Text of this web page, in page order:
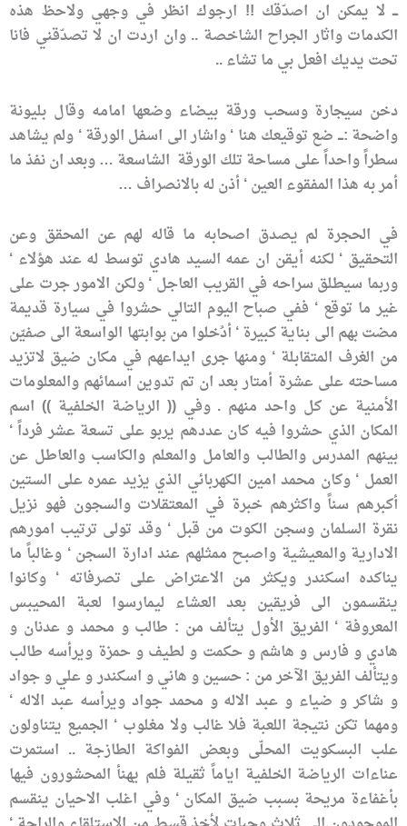
ـــ لا يمكن ان اصدّقك !! ارجوك انظر في وجهي ولاحظ هذه
الكدمات واثار الجراح الشاخصة .. وان اردت ان لا تصدّقني فانا
تحت يديك افعل بي ما تشاء ..
دخن سيجارة وسحب ورقة بيضاء وضعها امامه وقال بليونة
واضحة :ـــ ضع توقيعك هنا ‘ واشار الى اسفل الورقة ‘ ولم يشاهد
سطراً واحداً على مساحة تلك الورقة الشاسعة … وبعد ان نفذ ما
أمر به هذا المفقوء العين ‘ أذن له بالانصراف …
في الحجرة لم يصدق اصحابه ما قاله لهم عن المحقق وعن
التحقيق ‘ لكنه أيقن ان عمه السيد هادي توسط له عند هؤلاء ‘
وربما سيطلق سراحه في القريب العاجل ‘ ولكن الامور جرت على
غير ما توقع ‘ ففي صباح اليوم التالي حشروا في سيارة قديمة
مضت بهم الى بناية كبيرة ‘ أدُخلوا من بوابتها الواسعة الى صفيّن
من الغرف المتقابلة ‘ ومنها جرى ايداعهم في مكان ضيق لاتزيد
مساحته على عشرة أمتار بعد ان تم تدوين اسمائهم والمعلومات
الأمنية عن كل واحد منهم . وفي (( الرياضة الخلفية )) اسم
المكان الذي حشروا فيه كان عددهم يربو على تسعة عشر فرداً ‘
بينهم المدرس والطالب والعامل والمعلم والكاسب والعاطل عن
العمل ‘ وكان محمد امين الكهربائي الذي يزيد عمره على الستين
أكبرهم سناً واكثرهم خبرة في المعتقلات والسجون فهو نزيل
نقرة السلمان وسجن الكوت من قبل ‘ وقد تولى ترتيب امورهم
الادارية والمعيشية واصبح ممثلهم عند ادارة السجن ‘ وغالباً ما
يناكده اسكندر ويكثر من الاعتراض على تصرفاته ‘ وكانوا
ينقسمون الى فريقين بعد العشاء ليمارسوا لعبة المحيبس
المعروفة ‘ الفريق الأول يتألف من : طالب و محمد و عدنان و
هادي و فارس و هاشم و حكمت و لطيف و حمزة ويرأسه طالب
ويتألف الفريق الآخر من : حسين و هاني و اسكندر و علي و جواد
و شاكر و ضياء و عبد الاله و محمد جواد ويرأسه عبد الاله ‘
ومهما تكن نتيجة اللعبة فلا غالب ولا مغلوب ‘ الجميع يتناولون
علب البسكويت المحلّى وبعض الفواكة الطازجة .. استمرت
عناءات الرياضة الخلفية اياماً ثقيلة فلم يهنأ المحشورون فيها
بأغفاءة مريحة بسبب ضيق المكان ‘ وفي اغلب الاحيان ينقسم